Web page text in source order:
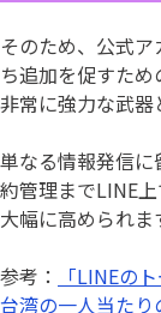
そのため、公式
ち追加を促すた
非常に強力な武器
単なる情報発信
約管理までLINE
大幅に高められま
参考：
「LINEの
台湾の一人当たり